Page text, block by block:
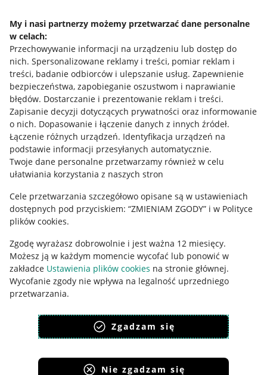
My i nasi partnerzy możemy przetwarzać dane personalne
w celach:
Przechowywanie informacji na urządzeniu lub dostęp do
nich. Spersonalizowane reklamy i treści, pomiar reklam i
treści, badanie odbiorców i ulepszanie usług. Zapewnienie
bezpieczeństwa, zapobieganie oszustwom i naprawianie
błędów. Dostarczanie i prezentowanie reklam i treści.
Zapisanie decyzji dotyczących prywatności oraz informowanie
o nich. Dopasowanie i łączenie danych z innych źródeł.
Łączenie różnych urządzeń. Identyfikacja urządzeń na
podstawie informacji przesyłanych automatycznie.
Twoje dane personalne przetwarzamy również w celu
ułatwiania korzystania z naszych stron
Cele przetwarzania szczegółowo opisane są w ustawieniach
dostępnych pod przyciskiem: “ZMIENIAM ZGODY” i w Polityce
plików cookies.
Zgodę wyrażasz dobrowolnie i jest ważna 12 miesięcy.
Możesz ją w każdym momencie wycofać lub ponowić w
zakładce Ustawienia plików cookies na stronie głównej.
Wycofanie zgody nie wpływa na legalność uprzedniego
przetwarzania.
polityka plików cookies
polityka ochrony prywatności
Zgadzam się
Nie zgadzam się
Allegro Gadane dla kupujących
Mapa miejscowości
Informacje prawne
Regulamin
Polityka plików "cookies"
Ustawienia plików "cookies"
Udostępnianie lokalizacji
Informacje dla Aktu o Usługach Cyfrowych
Pobierz aplikację